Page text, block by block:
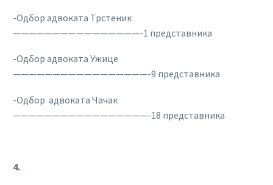
-Одбор адвоката Трстеник
————————————————-1 представника
-Одбор адвоката Ужице
—————————————————-9 представника
-Одбор адвоката Чачак
—————————————————-18 представника
4.